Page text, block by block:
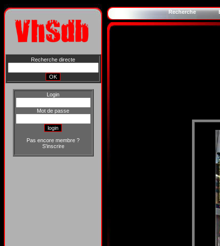
Recherche directe
Login
Mot de passe
Pas encore membre ?
S'inscrire
Recherche